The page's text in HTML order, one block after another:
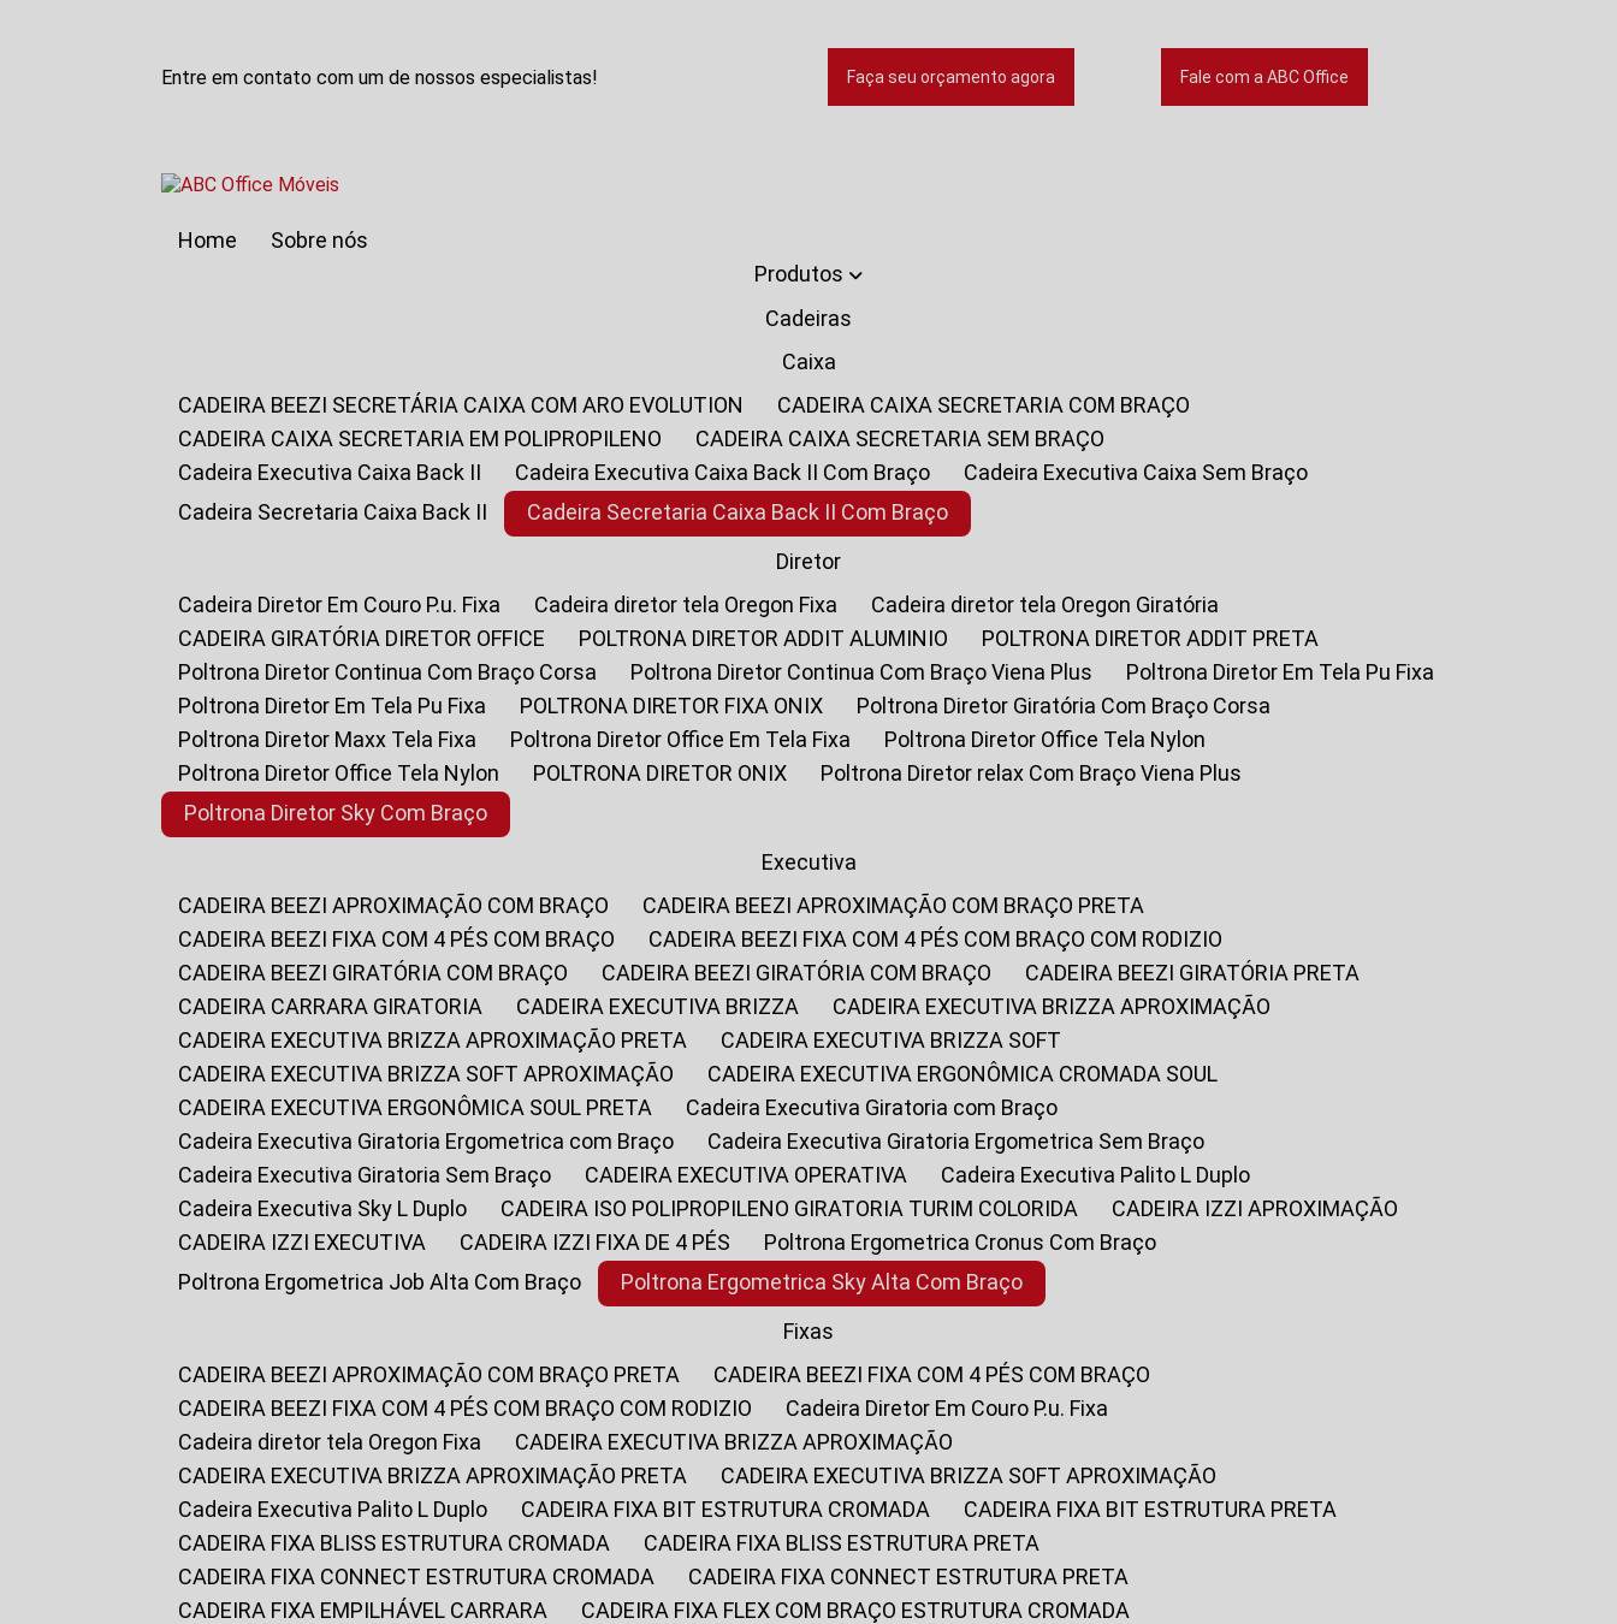
Entre em contato com um de nossos especialistas! Faça seu orçamento agora Fale com a ABC Office
Home
Sobre nós
Produtos
Cadeiras
Caixa
CADEIRA BEEZI SECRETÁRIA CAIXA COM ARO EVOLUTION
CADEIRA CAIXA SECRETARIA COM BRAÇO
CADEIRA CAIXA SECRETARIA EM POLIPROPILENO
CADEIRA CAIXA SECRETARIA SEM BRAÇO
Cadeira Executiva Caixa Back II
Cadeira Executiva Caixa Back II Com Braço
Cadeira Executiva Caixa Sem Braço
Cadeira Secretaria Caixa Back II
Cadeira Secretaria Caixa Back II Com Braço
Diretor
Cadeira Diretor Em Couro P.u. Fixa
Cadeira diretor tela Oregon Fixa
Cadeira diretor tela Oregon Giratória
CADEIRA GIRATÓRIA DIRETOR OFFICE
POLTRONA DIRETOR ADDIT ALUMINIO
POLTRONA DIRETOR ADDIT PRETA
Poltrona Diretor Continua Com Braço Corsa
Poltrona Diretor Continua Com Braço Viena Plus
Poltrona Diretor Em Tela Pu Fixa
Poltrona Diretor Em Tela Pu Fixa
POLTRONA DIRETOR FIXA ONIX
Poltrona Diretor Giratória Com Braço Corsa
Poltrona Diretor Maxx Tela Fixa
Poltrona Diretor Office Em Tela Fixa
Poltrona Diretor Office Tela Nylon
Poltrona Diretor Office Tela Nylon
POLTRONA DIRETOR ONIX
Poltrona Diretor relax Com Braço Viena Plus
Poltrona Diretor Sky Com Braço
Executiva
CADEIRA BEEZI APROXIMAÇÃO COM BRAÇO
CADEIRA BEEZI APROXIMAÇÃO COM BRAÇO PRETA
CADEIRA BEEZI FIXA COM 4 PÉS COM BRAÇO
CADEIRA BEEZI FIXA COM 4 PÉS COM BRAÇO COM RODIZIO
CADEIRA BEEZI GIRATÓRIA COM BRAÇO
CADEIRA BEEZI GIRATÓRIA COM BRAÇO
CADEIRA BEEZI GIRATÓRIA PRETA
CADEIRA CARRARA GIRATORIA
CADEIRA EXECUTIVA BRIZZA
CADEIRA EXECUTIVA BRIZZA APROXIMAÇÃO
CADEIRA EXECUTIVA BRIZZA APROXIMAÇÃO PRETA
CADEIRA EXECUTIVA BRIZZA SOFT
CADEIRA EXECUTIVA BRIZZA SOFT APROXIMAÇÃO
CADEIRA EXECUTIVA ERGONÔMICA CROMADA SOUL
CADEIRA EXECUTIVA ERGONÔMICA SOUL PRETA
Cadeira Executiva Giratoria com Braço
Cadeira Executiva Giratoria Ergometrica com Braço
Cadeira Executiva Giratoria Ergometrica Sem Braço
Cadeira Executiva Giratoria Sem Braço
CADEIRA EXECUTIVA OPERATIVA
Cadeira Executiva Palito L Duplo
Cadeira Executiva Sky L Duplo
CADEIRA ISO POLIPROPILENO GIRATORIA TURIM COLORIDA
CADEIRA IZZI APROXIMAÇÃO
CADEIRA IZZI EXECUTIVA
CADEIRA IZZI FIXA DE 4 PÉS
Poltrona Ergometrica Cronus Com Braço
Poltrona Ergometrica Job Alta Com Braço
Poltrona Ergometrica Sky Alta Com Braço
Fixas
CADEIRA BEEZI APROXIMAÇÃO COM BRAÇO PRETA
CADEIRA BEEZI FIXA COM 4 PÉS COM BRAÇO
CADEIRA BEEZI FIXA COM 4 PÉS COM BRAÇO COM RODIZIO
Cadeira Diretor Em Couro P.u. Fixa
Cadeira diretor tela Oregon Fixa
CADEIRA EXECUTIVA BRIZZA APROXIMAÇÃO
CADEIRA EXECUTIVA BRIZZA APROXIMAÇÃO PRETA
CADEIRA EXECUTIVA BRIZZA SOFT APROXIMAÇÃO
Cadeira Executiva Palito L Duplo
CADEIRA FIXA BIT ESTRUTURA CROMADA
CADEIRA FIXA BIT ESTRUTURA PRETA
CADEIRA FIXA BLISS ESTRUTURA CROMADA
CADEIRA FIXA BLISS ESTRUTURA PRETA
CADEIRA FIXA CONNECT ESTRUTURA CROMADA
CADEIRA FIXA CONNECT ESTRUTURA PRETA
CADEIRA FIXA EMPILHÁVEL CARRARA
CADEIRA FIXA FLEX COM BRAÇO ESTRUTURA CROMADA